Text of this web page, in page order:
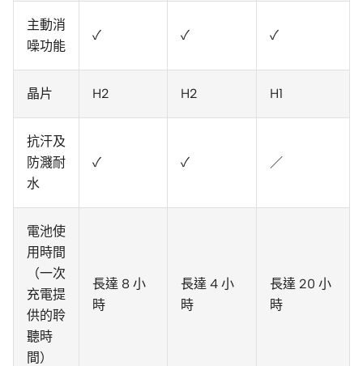
主動消
噪功能
✓ ✓ ✓
晶片 H2 H2 H1
抗汗及
防濺耐
水
✓ ✓ ／
電池使
用時間
（一次
充電提
供的聆
聽時
間）
長達 8 小
時
長達 4 小
時
長達 20 小
時